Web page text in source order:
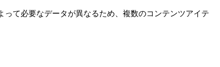
て必要なデータが異なるため、複数のコンテンツアイテ